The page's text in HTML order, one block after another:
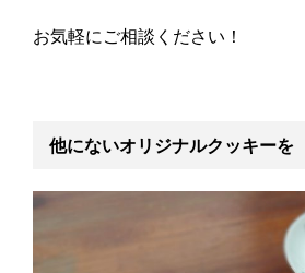
お気軽にご相談ください！
他にないオリジナルクッキーを